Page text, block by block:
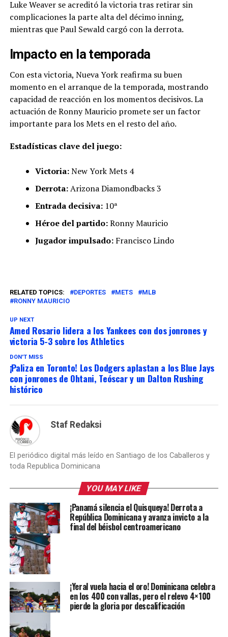
Luke Weaver se acreditó la victoria tras retirar sin
complicaciones la parte alta del décimo inning,
mientras que Paul Sewald cargó con la derrota.
Impacto en la temporada
Con esta victoria, Nueva York reafirma su buen
momento en el arranque de la temporada, mostrando
capacidad de reacción en los momentos decisivos. La
actuación de Ronny Mauricio promete ser un factor
importante para los Mets en el resto del año.
Estadísticas clave del juego:
Victoria:New York Mets 4
Derrota:Arizona Diamondbacks 3
Entrada decisiva:10ª
Héroe del partido:Ronny Mauricio
Jugador impulsado:Francisco Lindo
RELATED TOPICS: DEPORTES METS
MLB
RONNY MAURICIO
UP NEXT
Amed Rosario lidera a los Yankees con dos jonrones y
victoria 5-3 sobre los Athletics
DON'T MISS
¡Paliza en Toronto! Los Dodgers aplastan a los Blue Jays
con jonrones de Ohtani, Teóscar y un Dalton Rushing
histórico
Staf Redaksi
El periódico digital más leído en Santiago de los Caballeros y
toda Republica Dominicana
YOU MAY LIKE
¡Panamá silencia el Quisqueya! Derrota a
República Dominicana y avanza invicto a la
final del béisbol centroamericano
¡Yeral vuela hacia el oro! Dominicana celebra
en los 400 con vallas, pero el relevo 4×100
pierde la gloria por descalificación